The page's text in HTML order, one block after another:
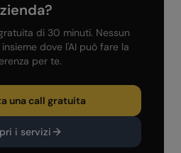
di 30 minuti. Nessun
dove l'AI può fare la
per te.
una call gratuita
i servizi